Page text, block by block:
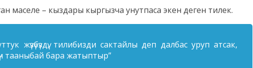
маселе – кыздары кыргызча унутпаса экен деген тилек.
жүзүбүздү, тилибизди сактайлы деп далбас уруп атсак,
тааныбай бара жатыптыр”